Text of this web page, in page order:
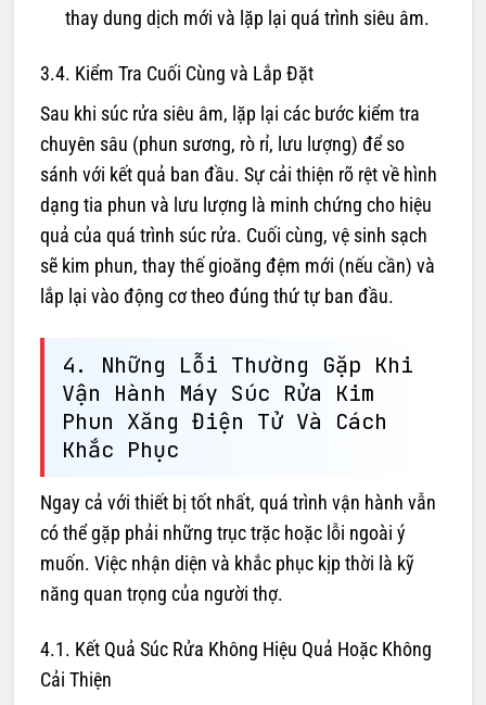
thay dung dịch mới và lặp lại quá trình siêu âm.
3.4. Kiểm Tra Cuối Cùng và Lắp Đặt
Sau khi súc rửa siêu âm, lặp lại các bước kiểm tra
chuyên sâu (phun sương, rò rỉ, lưu lượng) để so
sánh với kết quả ban đầu. Sự cải thiện rõ rệt về hình
dạng tia phun và lưu lượng là minh chứng cho hiệu
quả của quá trình súc rửa. Cuối cùng, vệ sinh sạch
sẽ kim phun, thay thế gioăng đệm mới (nếu cần) và
lắp lại vào động cơ theo đúng thứ tự ban đầu.
4. Những Lỗi Thường Gặp Khi
Vận Hành Máy Súc Rửa Kim
Phun Xăng Điện Tử Và Cách
Khắc Phục
Ngay cả với thiết bị tốt nhất, quá trình vận hành vẫn
có thể gặp phải những trục trặc hoặc lỗi ngoài ý
muốn. Việc nhận diện và khắc phục kịp thời là kỹ
năng quan trọng của người thợ.
4.1. Kết Quả Súc Rửa Không Hiệu Quả Hoặc Không
Cải Thiện